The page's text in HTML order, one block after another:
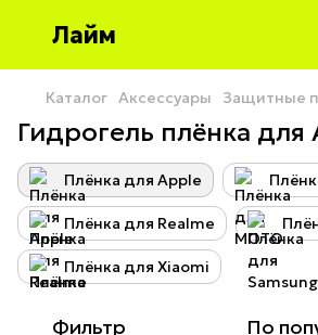
Лайм
Каталог Аксессуары Защитные
Гидрогель плёнка для
Плёнка для Apple
Плёнка для Realme
Плёнка для Xiaomi
Фильтр По